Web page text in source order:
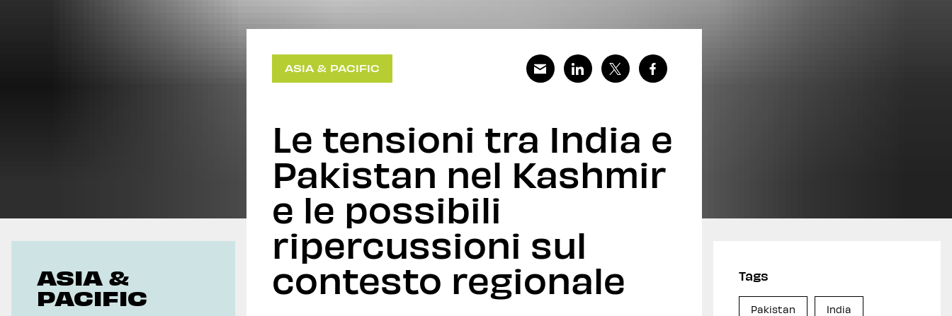
ASIA &
PACIFIC
ASIA & PACIFIC
Le tensioni tra India e
Pakistan nel Kashmir
e le possibili
ripercussioni sul
contesto regionale Tags
Pakistan India